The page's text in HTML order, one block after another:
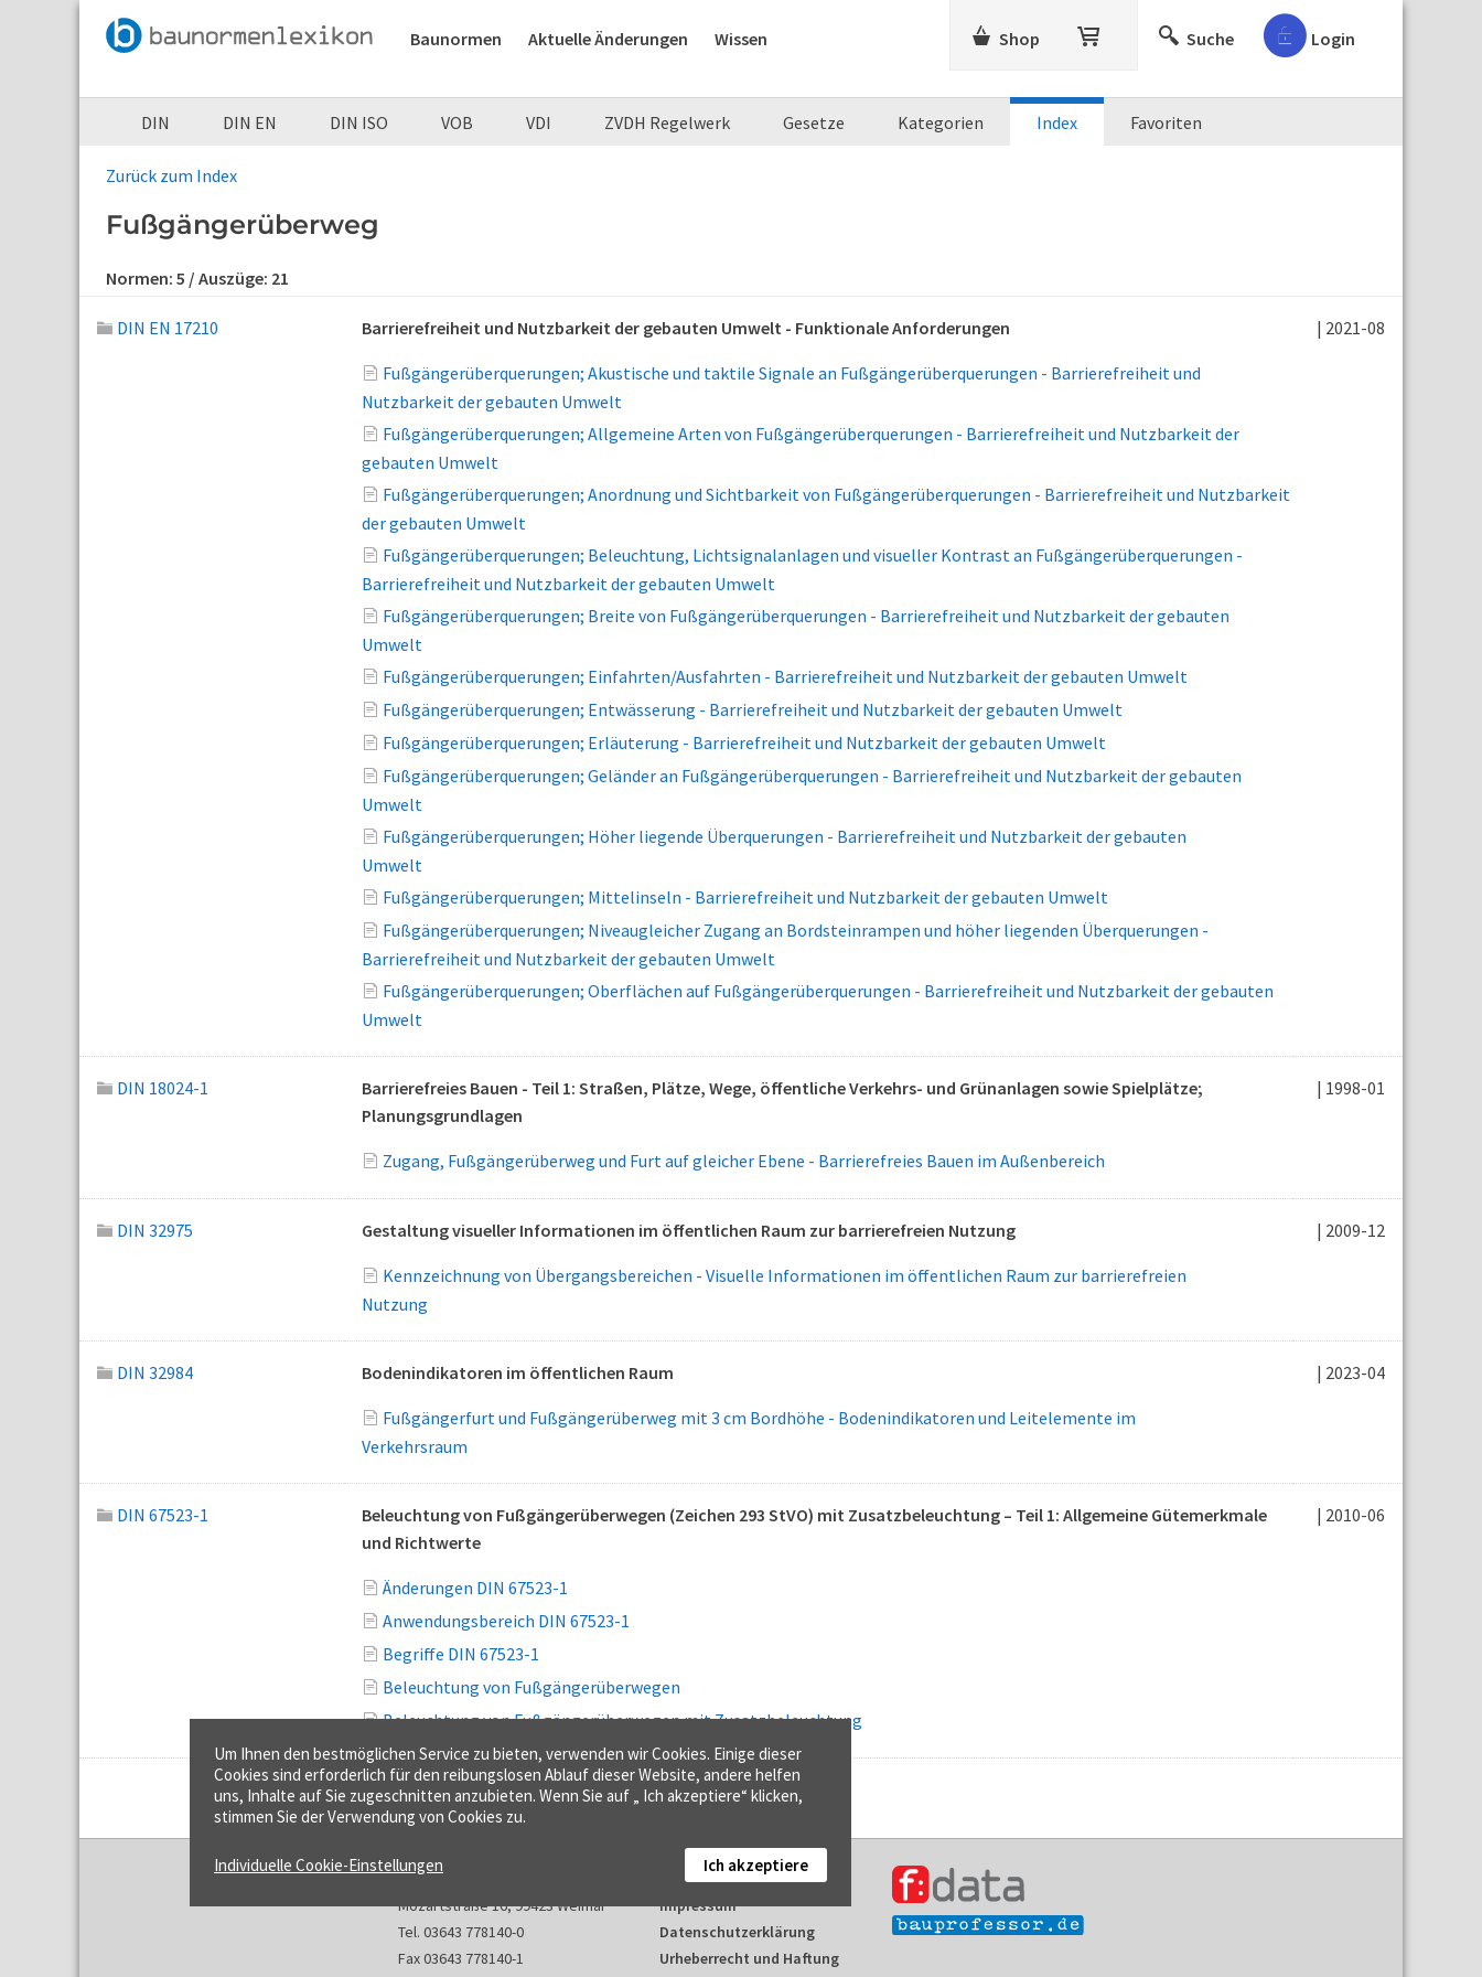
Baunormen Aktuelle Änderungen Wissen Shop Suche Login
DIN DIN EN DIN ISO VOB VDI ZVDH Regelwerk Gesetze Kategorien Index Favoriten
Zurück zum Index
Fußgängerüberweg
Normen: 5 / Auszüge: 21
DIN EN 17210 Barrierefreiheit und Nutzbarkeit der gebauten Umwelt - Funktionale Anforderungen | 2021-08
Fußgängerüberquerungen; Akustische und taktile Signale an Fußgängerüberquerungen - Barrierefreiheit und
Nutzbarkeit der gebauten Umwelt
Fußgängerüberquerungen; Allgemeine Arten von Fußgängerüberquerungen - Barrierefreiheit und Nutzbarkeit der
gebauten Umwelt
Fußgängerüberquerungen; Anordnung und Sichtbarkeit von Fußgängerüberquerungen - Barrierefreiheit und Nutzbarkeit
der gebauten Umwelt
Fußgängerüberquerungen; Beleuchtung, Lichtsignalanlagen und visueller Kontrast an Fußgängerüberquerungen -
Barrierefreiheit und Nutzbarkeit der gebauten Umwelt
Fußgängerüberquerungen; Breite von Fußgängerüberquerungen - Barrierefreiheit und Nutzbarkeit der gebauten
Umwelt
Fußgängerüberquerungen; Einfahrten/Ausfahrten - Barrierefreiheit und Nutzbarkeit der gebauten Umwelt
Fußgängerüberquerungen; Entwässerung - Barrierefreiheit und Nutzbarkeit der gebauten Umwelt
Fußgängerüberquerungen; Erläuterung - Barrierefreiheit und Nutzbarkeit der gebauten Umwelt
Fußgängerüberquerungen; Geländer an Fußgängerüberquerungen - Barrierefreiheit und Nutzbarkeit der gebauten
Umwelt
Fußgängerüberquerungen; Höher liegende Überquerungen - Barrierefreiheit und Nutzbarkeit der gebauten
Umwelt
Fußgängerüberquerungen; Mittelinseln - Barrierefreiheit und Nutzbarkeit der gebauten Umwelt
Fußgängerüberquerungen; Niveaugleicher Zugang an Bordsteinrampen und höher liegenden Überquerungen -
Barrierefreiheit und Nutzbarkeit der gebauten Umwelt
Fußgängerüberquerungen; Oberflächen auf Fußgängerüberquerungen - Barrierefreiheit und Nutzbarkeit der gebauten
Umwelt
DIN 18024-1
Barrierefreies Bauen - Teil 1: Straßen, Plätze, Wege, öffentliche Verkehrs- und Grünanlagen sowie Spielplätze;
Planungsgrundlagen
| 1998-01
Zugang, Fußgängerüberweg und Furt auf gleicher Ebene - Barrierefreies Bauen im Außenbereich
DIN 32975 Gestaltung visueller Informationen im öffentlichen Raum zur barrierefreien Nutzung | 2009-12
Kennzeichnung von Übergangsbereichen - Visuelle Informationen im öffentlichen Raum zur barrierefreien
Nutzung
DIN 32984 Bodenindikatoren im öffentlichen Raum | 2023-04
Fußgängerfurt und Fußgängerüberweg mit 3 cm Bordhöhe - Bodenindikatoren und Leitelemente im
Verkehrsraum
DIN 67523-1
Beleuchtung von Fußgängerüberwegen (Zeichen 293 StVO) mit Zusatzbeleuchtung – Teil 1: Allgemeine Gütemerkmale
und Richtwerte
| 2010-06
Änderungen DIN 67523-1
Anwendungsbereich DIN 67523-1
Begriffe DIN 67523-1
Beleuchtung von Fußgängerüberwegen
Beleuchtung von Fußgängerüberwegen mit Zusatzbeleuchtung
f:data GmbH
Mozartstraße 16, 99423 Weimar
Tel. 03643 778140-0
Fax 03643 778140-1
Kontakt
Impressum
Datenschutzerklärung
Urheberrecht und Haftung
Um Ihnen den bestmöglichen Service zu bieten, verwenden wir Cookies. Einige dieser
Cookies sind erforderlich für den reibungslosen Ablauf dieser Website, andere helfen
uns, Inhalte auf Sie zugeschnitten anzubieten. Wenn Sie auf „ Ich akzeptiere“ klicken,
stimmen Sie der Verwendung von Cookies zu.
Individuelle Cookie-Einstellungen Ich akzeptiere